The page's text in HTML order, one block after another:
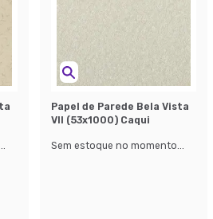
Papel de Parede Bela Vista
Vll (53x1000) Caqui
Sem estoque no momento...